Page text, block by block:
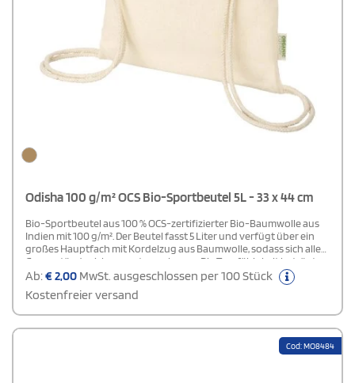
Odisha 100 g/m² OCS Bio-Sportbeutel 5L - 33 x 44 cm
Bio-Sportbeutel aus 100 % OCS-zertifizierter Bio-Baumwolle aus
Indien mit 100 g/m². Der Beutel fasst 5 Liter und verfügt über ein
großes Hauptfach mit Kordelzug aus Baumwolle, sodass sich alle
Gegenstände sicher verstauen lassen. Die Tragfähigkeit beträgt
bis zu 5 kg.
Ab:€2,00 MwSt. ausgeschlossen per 100 Stück
Kostenfreier versand
Cod: MO8484